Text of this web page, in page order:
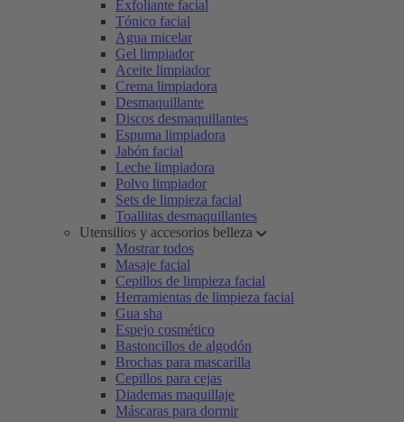
Exfoliante facial
Tónico facial
Agua micelar
Gel limpiador
Aceite limpiador
Crema limpiadora
Desmaquillante
Discos desmaquillantes
Espuma limpiadora
Jabón facial
Leche limpiadora
Polvo limpiador
Sets de limpieza facial
Toallitas desmaquillantes
Utensilios y accesorios belleza
Mostrar todos
Masaje facial
Cepillos de limpieza facial
Herramientas de limpieza facial
Gua sha
Espejo cosmético
Bastoncillos de algodón
Brochas para mascarilla
Cepillos para cejas
Diademas maquillaje
Máscaras para dormir